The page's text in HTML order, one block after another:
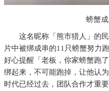
螃蟹成
这名昵称「熊市猎人」的
片中被绑成串的11只螃蟹努力
好心提醒「老板，你家螃蟹跑
绑起来，不可能跑掉，让他认
时代已经过去，团队合作才重要